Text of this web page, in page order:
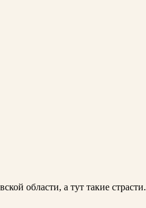
области, а тут такие страсти.